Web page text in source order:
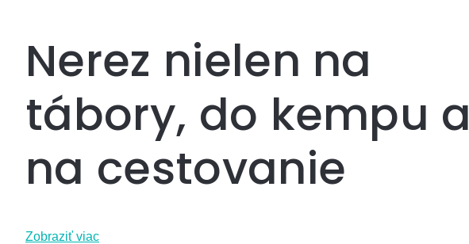
Nerez nielen na
tábory, do kempu a
na cestovanie
Zobraziť viac